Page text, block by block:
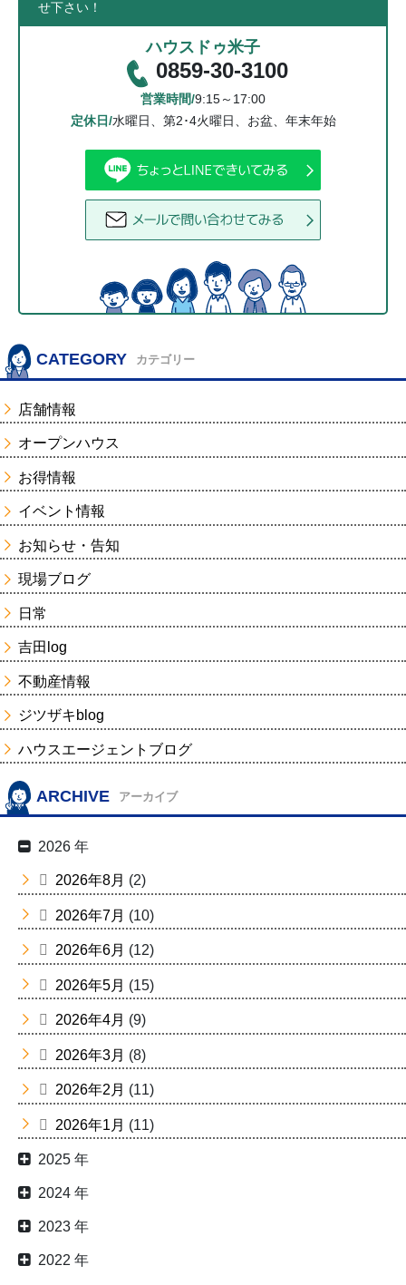
せ下さい！
ハウスドゥ米子
0859-30-3100
営業時間/9:15～17:00
定休日/水曜日、第2･4火曜日、お盆、年末年始
CATEGORY カテゴリー
店舗情報
オープンハウス
お得情報
イベント情報
お知らせ・告知
現場ブログ
日常
吉田log
不動産情報
ジツザキblog
ハウスエージェントブログ
ARCHIVE アーカイブ
2026 年
2026年8月 (2)
2026年7月 (10)
2026年6月 (12)
2026年5月 (15)
2026年4月 (9)
2026年3月 (8)
2026年2月 (11)
2026年1月 (11)
2025 年
2024 年
2023 年
2022 年